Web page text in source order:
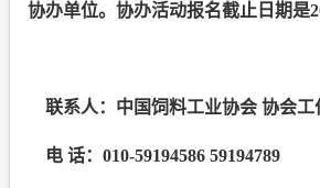
协办单位。协办活动报名截止日期是
联系人：中国饲料工业协会 协会工
电 话： 010-59194586 59194789